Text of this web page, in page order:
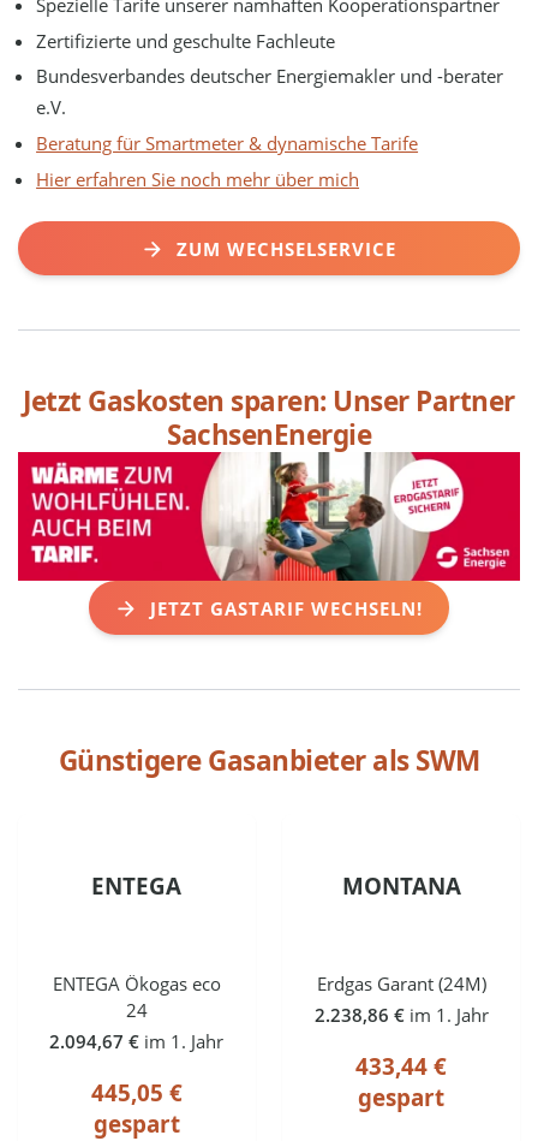
Zertifizierte und geschulte Fachleute
Bundesverbandes deutscher Energiemakler und -berater
e.V.
Beratung für Smartmeter & dynamische Tarife
Hier erfahren Sie noch mehr über mich
ZUM WECHSELSERVICE
Jetzt Gaskosten sparen: Unser Partner
SachsenEnergie
JETZT GASTARIF WECHSELN!
Günstigere Gasanbieter alsSWM
ENTEGA
ENTEGA Ökogas eco
24
2.094,67 € im 1. Jahr
445,05 €
gespart
MONTANA
Erdgas Garant (24M)
2.238,86 € im 1. Jahr
433,44 €
gespart